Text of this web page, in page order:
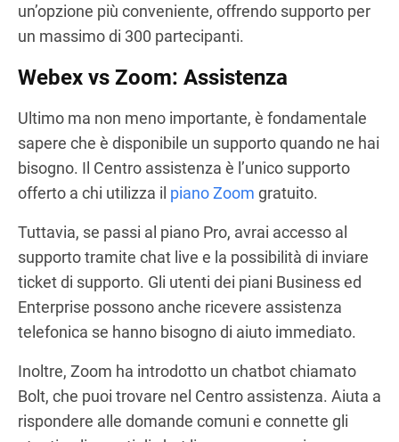
un’opzione più conveniente, offrendo supporto per
un massimo di 300 partecipanti.
Webex vs Zoom: Assistenza
Ultimo ma non meno importante, è fondamentale
sapere che è disponibile un supporto quando ne hai
bisogno. Il Centro assistenza è l’unico supporto
offerto a chi utilizza il piano Zoom gratuito.
Tuttavia, se passi al piano Pro, avrai accesso al
supporto tramite chat live e la possibilità di inviare
ticket di supporto. Gli utenti dei piani Business ed
Enterprise possono anche ricevere assistenza
telefonica se hanno bisogno di aiuto immediato.
Inoltre, Zoom ha introdotto un chatbot chiamato
Bolt, che puoi trovare nel Centro assistenza. Aiuta a
rispondere alle domande comuni e connette gli